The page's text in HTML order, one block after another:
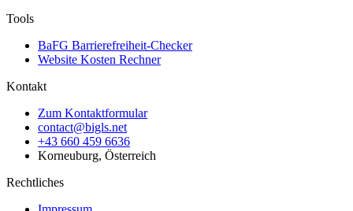
Tools
BaFG Barrierefreiheit-Checker
Website Kosten Rechner
Kontakt
Zum Kontaktformular
contact@bigls.net
+43 660 459 6636
Korneuburg, Österreich
Rechtliches